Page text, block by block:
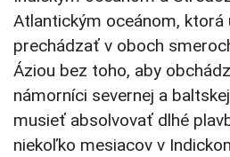
Atlantickým oceánom, ktorá
prechádzať v oboch
Áziou bez toho, aby
námorníci severnej a
musieť absolvovať dlhé
niekoľko mesiacov v